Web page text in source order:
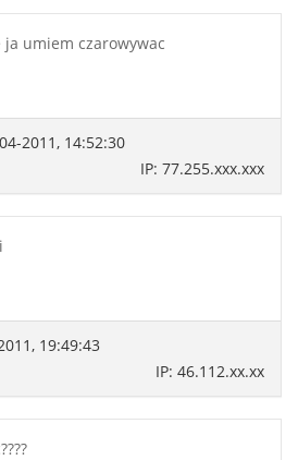
umiem czarowywac
2011, 14:52:30
IP: 77.255.xxx.xxx
19:49:43
IP: 46.112.xx.xx